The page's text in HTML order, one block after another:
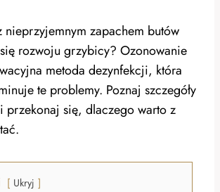
nieprzyjemnym zapachem butów
rozwoju grzybicy? Ozonowanie
metoda dezynfekcji, która
te problemy. Poznaj szczegóły
przekonaj się, dlaczego warto z
Ukryj